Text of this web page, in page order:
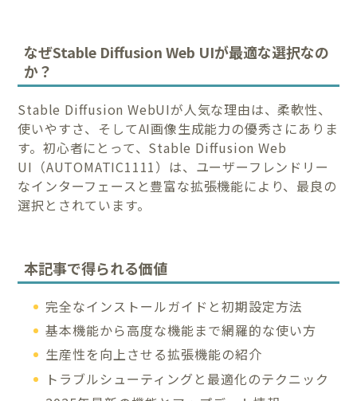
なぜStable Diffusion Web UIが最適な選択なの
か？
Stable Diffusion WebUIが人気な理由は、柔軟性、
使いやすさ、そしてAI画像生成能力の優秀さにありま
す。初心者にとって、Stable Diffusion Web
UI（AUTOMATIC1111）は、ユーザーフレンドリー
なインターフェースと豊富な拡張機能により、最良の
選択とされています。
本記事で得られる価値
完全なインストールガイドと初期設定方法
基本機能から高度な機能まで網羅的な使い方
生産性を向上させる拡張機能の紹介
トラブルシューティングと最適化のテクニック